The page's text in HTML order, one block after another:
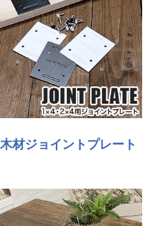
木材ジョイントプレート